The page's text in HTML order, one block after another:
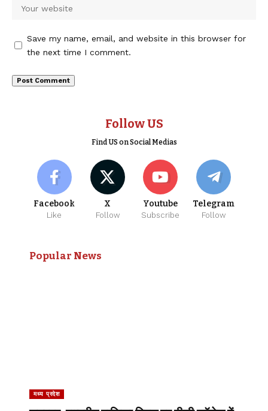
Save my name, email, and website in this browser for
the next time I comment.
Follow US
Find US on Social Medias
Facebook
Like
X
Follow
Youtube
Subscribe
Telegram
Follow
Popular News
मध्य प्रदेश